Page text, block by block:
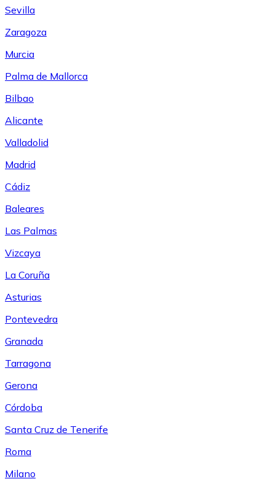
Sevilla
Zaragoza
Murcia
Palma de Mallorca
Bilbao
Alicante
Valladolid
Madrid
Cádiz
Baleares
Las Palmas
Vizcaya
La Coruña
Asturias
Pontevedra
Granada
Tarragona
Gerona
Córdoba
Santa Cruz de Tenerife
Roma
Milano